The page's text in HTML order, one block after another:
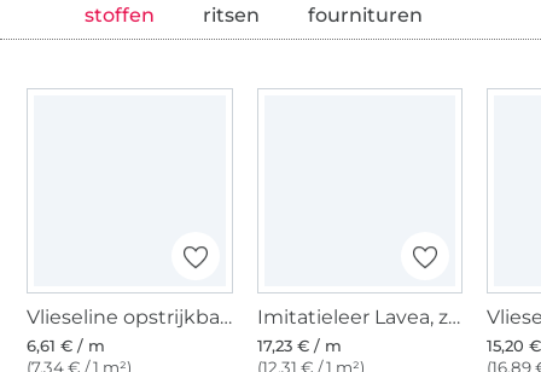
stoffen ritsen fournituren
Vlieseline opstrijkbare tussenvoering H250, wit
6,61 € / m
(7,34 € / 1 m²)
Imitatieleer Lavea, zilverkleurig
17,23 € / m
(12,31 € / 1 m²)
15,20
(16,89